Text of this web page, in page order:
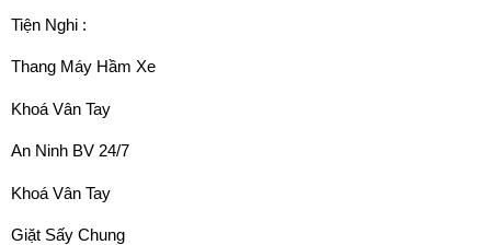
Tiện Nghi :
Thang Máy Hầm Xe
Khoá Vân Tay
An Ninh BV 24/7
Khoá Vân Tay
Giặt Sấy Chung